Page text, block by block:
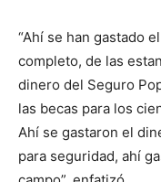
“Ahí se han gastado
completo, de las
dinero del Seguro
las becas para los
Ahí se gastaron el
para seguridad, ahí